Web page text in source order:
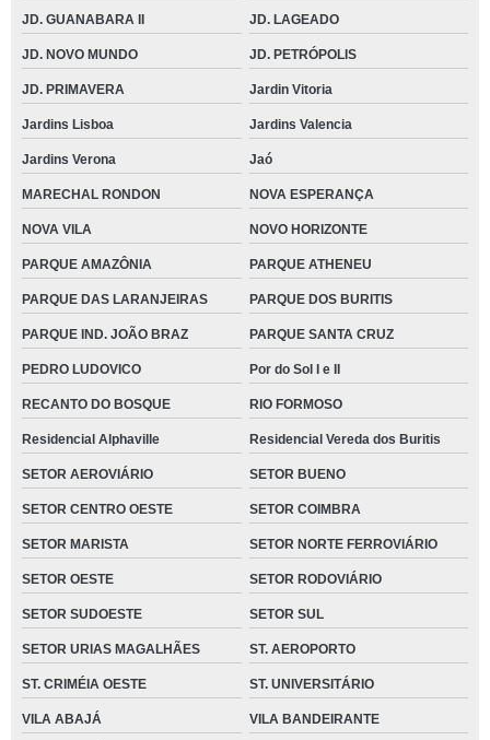
JD. GUANABARA II JD. LAGEADO
JD. NOVO MUNDO JD. PETRÓPOLIS
JD. PRIMAVERA Jardin Vitoria
Jardins Lisboa Jardins Valencia
Jardins Verona Jaó
MARECHAL RONDON NOVA ESPERANÇA
NOVA VILA NOVO HORIZONTE
PARQUE AMAZÔNIA PARQUE ATHENEU
PARQUE DAS LARANJEIRAS PARQUE DOS BURITIS
PARQUE IND. JOÃO BRAZ PARQUE SANTA CRUZ
PEDRO LUDOVICO Por do Sol I e II
RECANTO DO BOSQUE RIO FORMOSO
Residencial Alphaville Residencial Vereda dos Buritis
SETOR AEROVIÁRIO SETOR BUENO
SETOR CENTRO OESTE SETOR COIMBRA
SETOR MARISTA SETOR NORTE FERROVIÁRIO
SETOR OESTE SETOR RODOVIÁRIO
SETOR SUDOESTE SETOR SUL
SETOR URIAS MAGALHÃES ST. AEROPORTO
ST. CRIMÉIA OESTE ST. UNIVERSITÁRIO
VILA ABAJÁ VILA BANDEIRANTE